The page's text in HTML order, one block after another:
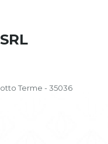
Terme - 35036